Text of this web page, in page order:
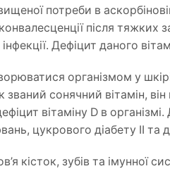
потреби в
після
Дефіцит даного
організмом у
сонячний вітамін,
вітаміну D в
цукрового діабету ІІ та
кісток, зубів та імунної